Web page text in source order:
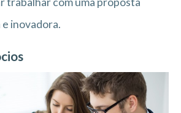
inovadora.